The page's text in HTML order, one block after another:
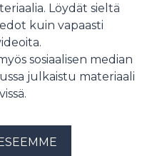
Löydät sieltä
kuin vapaasti
sosiaalisen median
julkaistu materiaali